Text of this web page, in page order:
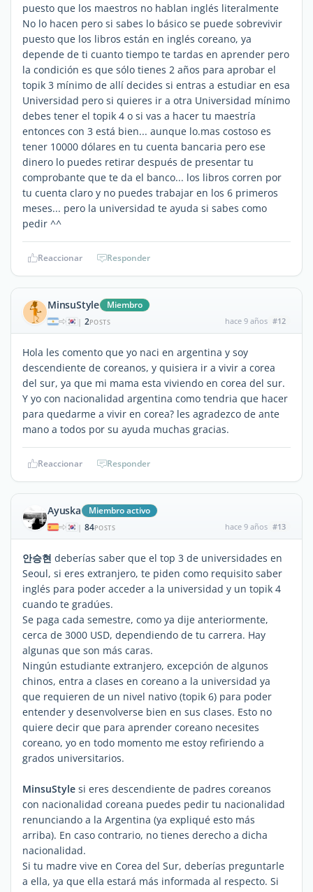
puesto que los maestros no hablan inglés literalmente
No lo hacen pero si sabes lo básico se puede sobrevivir
puesto que los libros están en inglés coreano, ya
depende de ti cuanto tiempo te tardas en aprender pero
la condición es que sólo tienes 2 años para aprobar el
topik 3 mínimo de allí decides si entras a estudiar en esa
Universidad pero si quieres ir a otra Universidad mínimo
debes tener el topik 4 o si vas a hacer tu maestría
entonces con 3 está bien... aunque lo.mas costoso es
tener 10000 dólares en tu cuenta bancaria pero ese
dinero lo puedes retirar después de presentar tu
comprobante que te da el banco... los libros corren por
tu cuenta claro y no puedes trabajar en los 6 primeros
meses... pero la universidad te ayuda si sabes como
pedir ^^
Reaccionar Responder
MinsuStyle Miembro
| 2POSTS hace 9 años #12
Hola les comento que yo naci en argentina y soy
descendiente de coreanos, y quisiera ir a vivir a corea
del sur, ya que mi mama esta viviendo en corea del sur.
Y yo con nacionalidad argentina como tendria que hacer
para quedarme a vivir en corea? les agradezco de ante
mano a todos por su ayuda muchas gracias.
Reaccionar Responder
Ayuska Miembro activo
| 84POSTS hace 9 años #13
안승현 deberías saber que el top 3 de universidades en
Seoul, si eres extranjero, te piden como requisito saber
inglés para poder acceder a la universidad y un topik 4
cuando te gradúes.
Se paga cada semestre, como ya dije anteriormente,
cerca de 3000 USD, dependiendo de tu carrera. Hay
algunas que son más caras.
Ningún estudiante extranjero, excepción de algunos
chinos, entra a clases en coreano a la universidad ya
que requieren de un nivel nativo (topik 6) para poder
entender y desenvolverse bien en sus clases. Esto no
quiere decir que para aprender coreano necesites
coreano, yo en todo momento me estoy refiriendo a
grados universitarios.
MinsuStyle si eres descendiente de padres coreanos
con nacionalidad coreana puedes pedir tu nacionalidad
renunciando a la Argentina (ya expliqué esto más
arriba). En caso contrario, no tienes derecho a dicha
nacionalidad.
Si tu madre vive en Corea del Sur, deberías preguntarle
a ella, ya que ella estará más informada al respecto. Si